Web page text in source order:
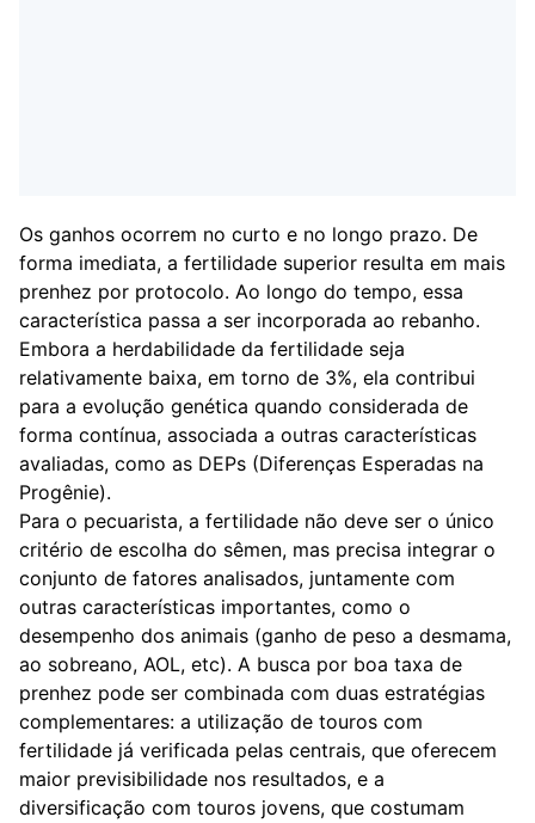
Os ganhos ocorrem no curto e no longo prazo. De
forma imediata, a fertilidade superior resulta em mais
prenhez por protocolo. Ao longo do tempo, essa
característica passa a ser incorporada ao rebanho.
Embora a herdabilidade da fertilidade seja
relativamente baixa, em torno de 3%, ela contribui
para a evolução genética quando considerada de
forma contínua, associada a outras características
avaliadas, como as DEPs (Diferenças Esperadas na
Progênie).
Para o pecuarista, a fertilidade não deve ser o único
critério de escolha do sêmen, mas precisa integrar o
conjunto de fatores analisados, juntamente com
outras características importantes, como o
desempenho dos animais (ganho de peso a desmama,
ao sobreano, AOL, etc). A busca por boa taxa de
prenhez pode ser combinada com duas estratégias
complementares: a utilização de touros com
fertilidade já verificada pelas centrais, que oferecem
maior previsibilidade nos resultados, e a
diversificação com touros jovens, que costumam